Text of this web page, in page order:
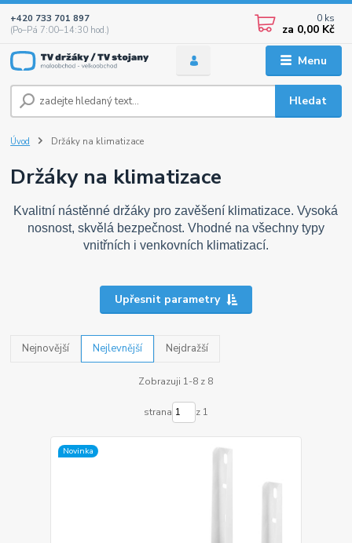
Menu
Hledat
+420 733 701 897
(Po–Pá 7:00–14:30 hod.)
0 ks
za 0,00 Kč
Úvod Držáky na klimatizace
Držáky na klimatizace
Kvalitní nástěnné držáky pro zavěšení klimatizace. Vysoká
nosnost, skvělá bezpečnost. Vhodné na všechny typy
vnitřních i venkovních klimatizací.
Upřesnit parametry
Nejnovější Nejlevnější Nejdražší
Zobrazuji 1-8 z 8
strana z 1
Novinka